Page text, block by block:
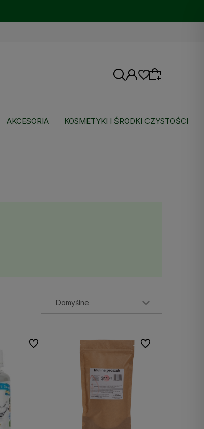
AKCESORIA KOSMETYKI I ŚRODKI CZYSTOŚCI
Do ulubionych Do ulubionych